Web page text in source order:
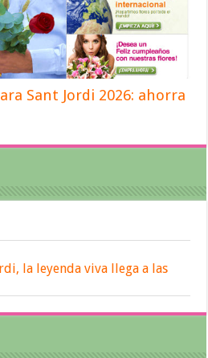
Sant Jordi 2026: ahorra
la leyenda viva llega a las